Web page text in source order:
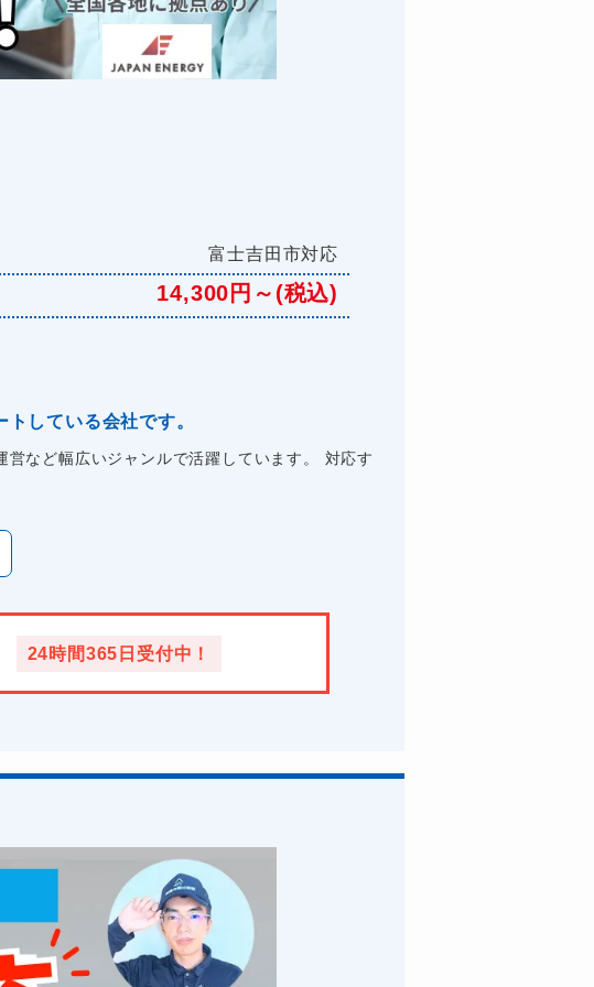
富士吉田市対応
14,300円～(税込)
している会社です。
など幅広いジャンルで活躍しています。 対応す
24時間365日受付中！